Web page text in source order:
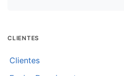
CLIENTES
Clientes